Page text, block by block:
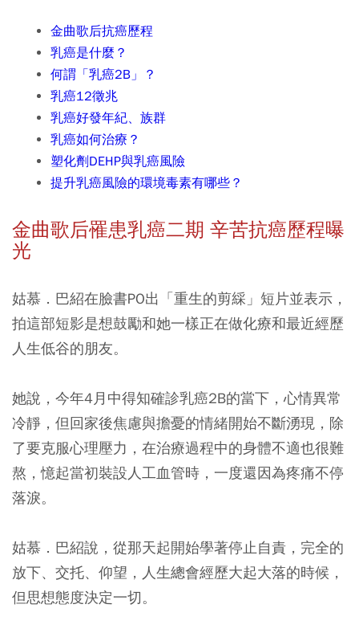
金曲歌后抗癌歷程
乳癌是什麼？
何謂「乳癌2B」？
乳癌12徵兆
乳癌好發年紀、族群
乳癌如何治療？
塑化劑DEHP與乳癌風險
提升乳癌風險的環境毒素有哪些？
金曲歌后罹患乳癌二期 辛苦抗癌歷程曝
光
姑慕．巴紹在臉書PO出「重生的剪綵」短片並表示，
拍這部短影是想鼓勵和她一樣正在做化療和最近經歷
人生低谷的朋友。
她說，今年4月中得知確診乳癌2B的當下，心情異常
冷靜，但回家後焦慮與擔憂的情緒開始不斷湧現，除
了要克服心理壓力，在治療過程中的身體不適也很難
熬，憶起當初裝設人工血管時，一度還因為疼痛不停
落淚。
姑慕．巴紹說，從那天起開始學著停止自責，完全的
放下、交托、仰望，人生總會經歷大起大落的時候，
但思想態度決定一切。